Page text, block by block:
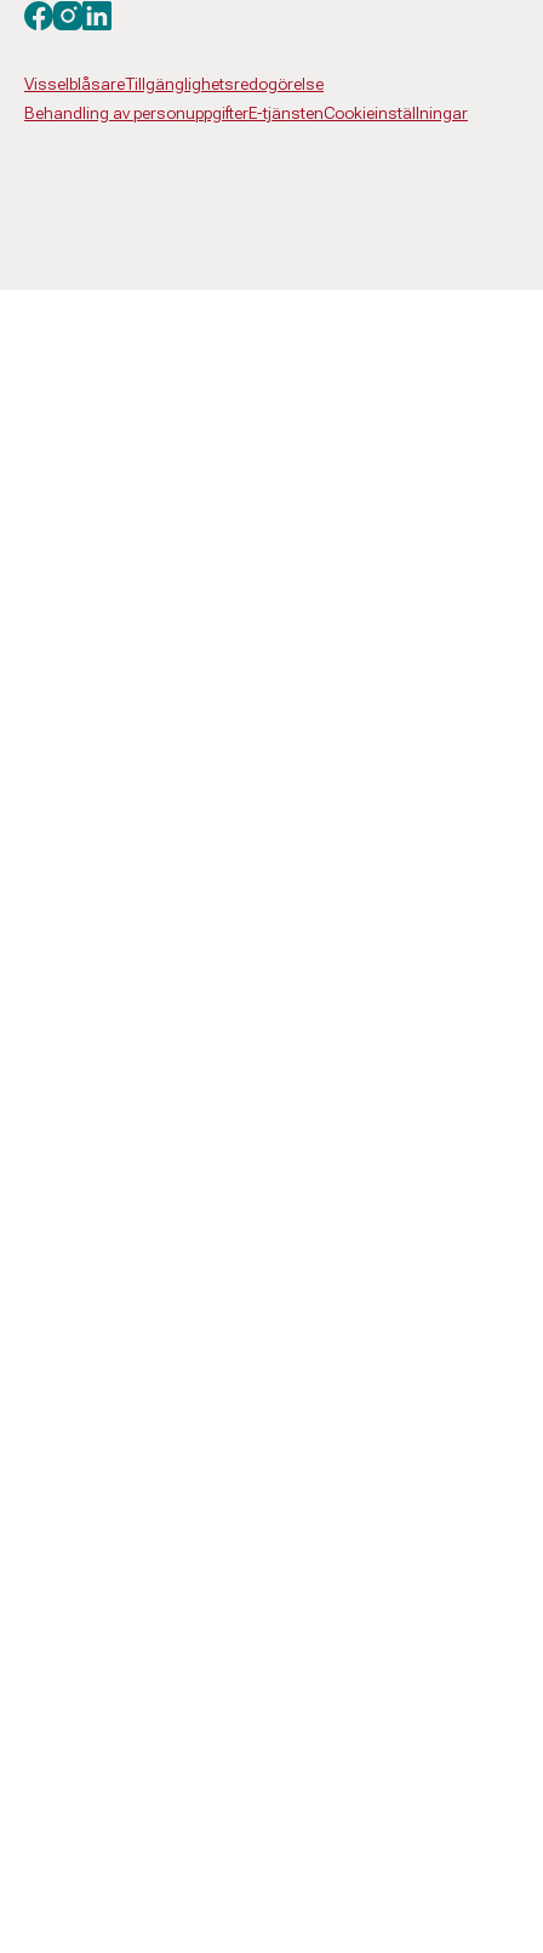
VisselblåsareTillgänglighetsredogörelse
Behandling av personuppgifterE-tjänstenCookieinställningar
Besök oss på facebook
Besök oss på instagram
Besök oss på linkedin